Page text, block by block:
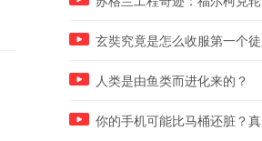
玄奘究竟是怎么收服第一个徒
人类是由鱼类而进化来的？
你的手机可能比马桶还脏？